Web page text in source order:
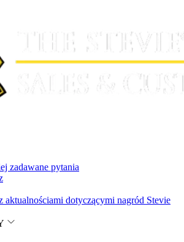
zadawane pytania
aktualnościami dotyczącymi nagród Stevie